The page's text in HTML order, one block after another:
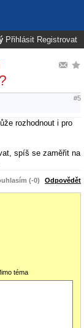
Přihlásit Registrovat
#5
rozhodnout i pro
spíš se zaměřit na
(-0) Odpovědět
téma